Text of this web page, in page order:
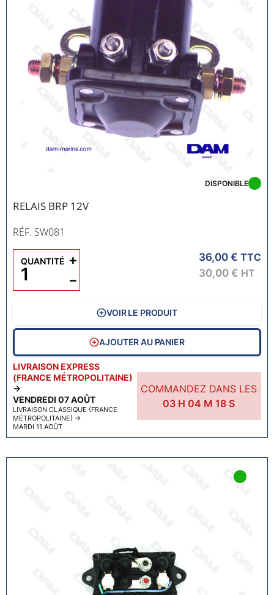
RELAIS BRP 12V
RÉF. SW081
LIVRAISON EXPRESS
(FRANCE MÉTROPOLITAINE)
→
VENDREDI 07 AOÛT
LIVRAISON CLASSIQUE (FRANCE
MÉTROPOLITAINE) →
MARDI 11 AOÛT
COMMANDEZ DANS LES
03 H 04 M17S
DISPONIBLE
36,00 € TTC
30,00 € HT
QUANTITÉ
−
+
VOIR LE PRODUIT
AJOUTER AU PANIER